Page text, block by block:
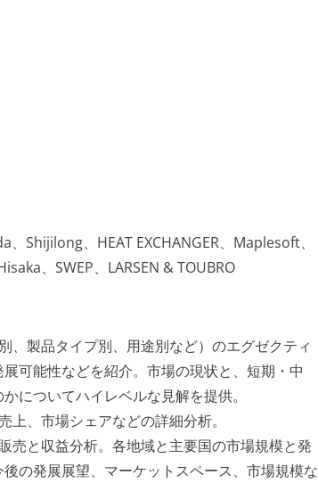
Shijilong、HEAT EXCHANGER、Maplesoft、
、SWEP、LARSEN & TOUBRO
、製品タイプ別、用途別など）のエグゼクティ
可能性などを紹介。市場の現状と、短期・中
についてハイレベルな見解を提供。
、市場シェアなどの詳細分析。
売と収益分析。各地域と主要国の市場規模と発
の発展展望、マーケットスペース、市場規模な